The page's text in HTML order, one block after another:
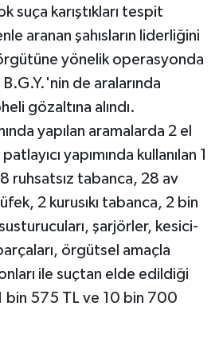
suça karıştıkları tespit
aranan şahısların liderliğini
örgütüne yönelik operasyonda
de aralarında
gözaltına alındı.
yapılan aramalarda 2 el
yapımında kullanılan 1
ruhsatsız tabanca, 28 av
2 kurusıkı tabanca, 2 bin
şarjörler, kesici-
örgütsel amaçla
ile suçtan elde edildiği
bin 575 TL ve 10 bin 700